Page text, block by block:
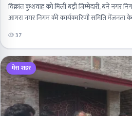
विक्रांत कुशवाह को मिली बड़ी जिम्मेदारी, बने नगर
आगरा नगर निगम की कार्यकारिणी समिति मेंजनता
37
मेरा शहर